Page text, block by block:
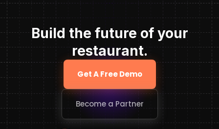
Build the future of your
restaurant.
Get A Free Demo
Become a Partner